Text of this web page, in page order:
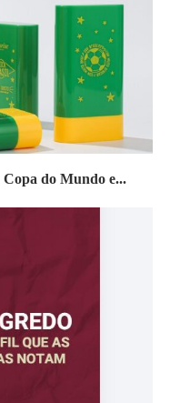
do Mundo e...